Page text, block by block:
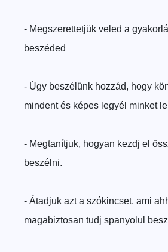
- Megszerettetjük veled a
beszéded
- Úgy beszélünk hozzád, hogy
mindent és képes legyél minket
- Megtanítjuk, hogyan kezdj el
beszélni.
- Átadjuk azt a szókincset, ami
magabiztosan tudj spanyolul